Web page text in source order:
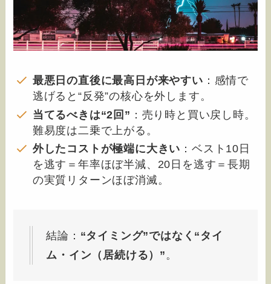
最悪日の直後に最高日が来やすい ：感情で
逃げると“反発”の核心を外します。
当てるべきは“2回” ：売り時と買い戻し時。
難易度は二乗で上がる。
外したコストが極端に大きい ：ベスト10日
を逃す＝年率ほぼ半減、20日を逃す＝長期
の実質リターンほぼ消滅。
結論： “タイミング”ではなく“タイ
ム・イン（居続ける）” 。